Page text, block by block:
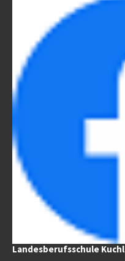
Landesberufsschule Kuchl